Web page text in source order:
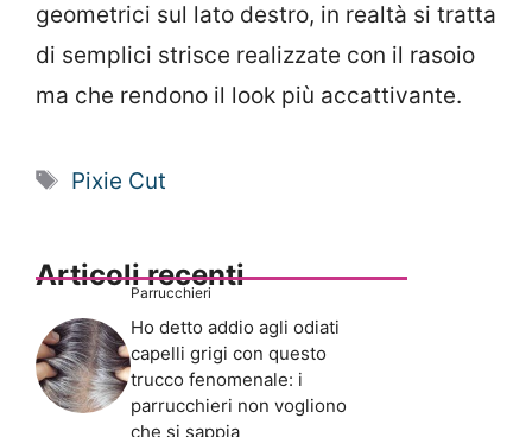
geometrici sul lato destro, in realtà si tratta
di semplici strisce realizzate con il rasoio
ma che rendono il look più accattivante.
Tag
Pixie Cut
Articoli recenti
Parrucchieri
Ho detto addio agli odiati
capelli grigi con questo
trucco fenomenale: i
parrucchieri non vogliono
che si sappia